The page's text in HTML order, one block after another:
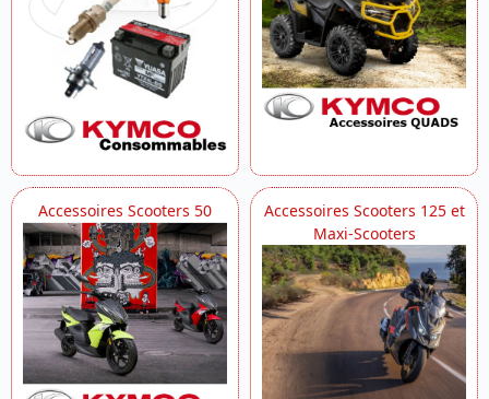
Accessoires Scooters 50
Accessoires Scooters 125 et
Maxi-Scooters